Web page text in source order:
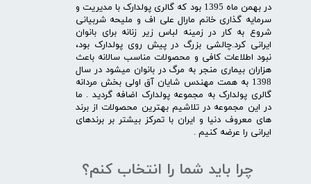
در بهمن ماه 1395 بود که گالری پولدارک با مدیریت و
سرمایه گذاری خانم مارال علی اف و ملیحه شربیانی
شروع به کار در زمینه لباس زیر زنانه برای بانوان
ایرانی کرد.چالشی بزرگ در پیش روی پولدارک بود،
نبود اطلاعات کافی و محصولات مناسب سالانه باعث
هزاران بیماری منجر به مرگ در بانوان میشود در سال
1398 به همت مهندس شایان آق اولی بخش مردانه
گالری پولدارک به مجموعه پولدارک اضافه گردید . ما
در این مجموعه در تلاشیم بهترین محصولات از برند
های معروف دنیا و ایران با تمرکز بیشتر بر برندهای
ایرانی را عرضه کنیم .​​​​​​​
چرا باید شما را انتخاب کنم؟